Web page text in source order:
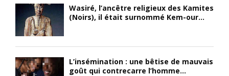
Wasiré, l’ancêtre religieux des Kamites
(Noirs), il était surnommé Kem-our...
L’insémination : une bêtise de mauvais
goût qui contrecarre l’homme...